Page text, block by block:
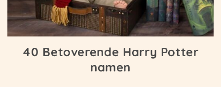
40 Betoverende Harry Potter
namen